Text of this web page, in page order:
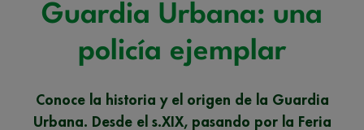
Guardia Urbana: una
policía ejemplar
Conoce la historia y el origen de la Guardia
Urbana. Desde el s.XIX, pasando por la Feria